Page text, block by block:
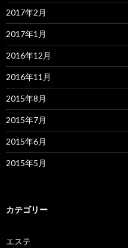
2017年2月
2017年1月
2016年12月
2016年11月
2015年8月
2015年7月
2015年6月
2015年5月
カテゴリー
エステ